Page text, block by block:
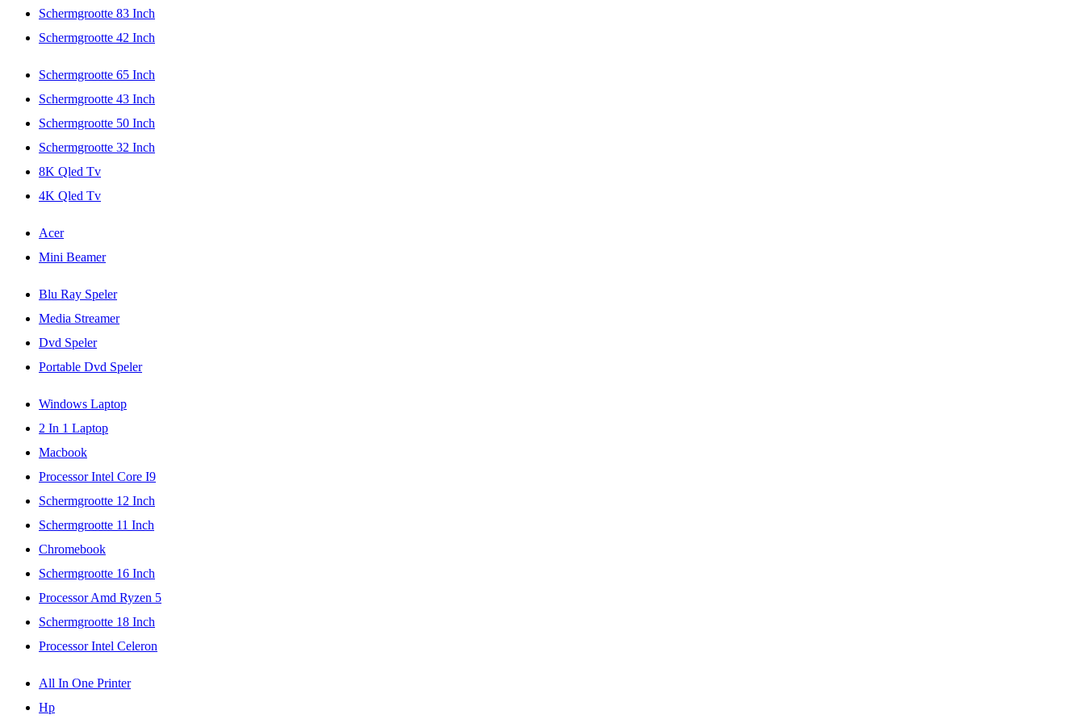
Schermgrootte 83 Inch
Schermgrootte 42 Inch
Schermgrootte 65 Inch
Schermgrootte 43 Inch
Schermgrootte 50 Inch
Schermgrootte 32 Inch
8K Qled Tv
4K Qled Tv
Acer
Mini Beamer
Blu Ray Speler
Media Streamer
Dvd Speler
Portable Dvd Speler
Windows Laptop
2 In 1 Laptop
Macbook
Processor Intel Core I9
Schermgrootte 12 Inch
Schermgrootte 11 Inch
Chromebook
Schermgrootte 16 Inch
Processor Amd Ryzen 5
Schermgrootte 18 Inch
Processor Intel Celeron
All In One Printer
Hp